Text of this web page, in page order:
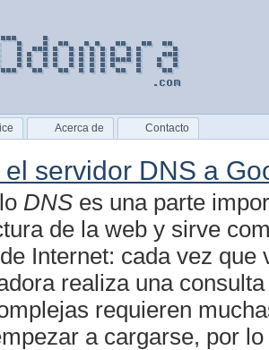
Acerca de Contacto
servidor DNS a
DNS es una parte
de la web y sirve
Internet: cada vez que
realiza una
requieren
a cargarse, por lo